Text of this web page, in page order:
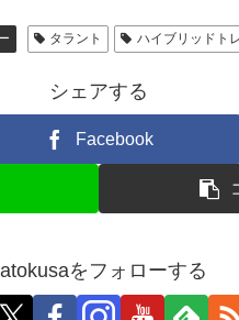
タラント ハイブリッドト
シェアする
Facebook
をフォローする